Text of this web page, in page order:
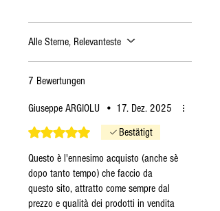
Salz
Alle Sterne, Relevanteste
7 Bewertungen
Giuseppe ARGIOLU • 17. Dez. 2025
Mit 5 von 5 Sternen bewertet.
Bestätigt
Questo è l'ennesimo acquisto (anche sè
dopo tanto tempo) che faccio da
questo sito, attratto come sempre dal
prezzo e qualità dei prodotti in vendita